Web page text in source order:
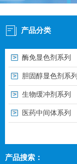
产品分类
酶免显色剂系列
胆固醇显色剂系列
生物缓冲剂系列
医药中间体系列
产品搜索：